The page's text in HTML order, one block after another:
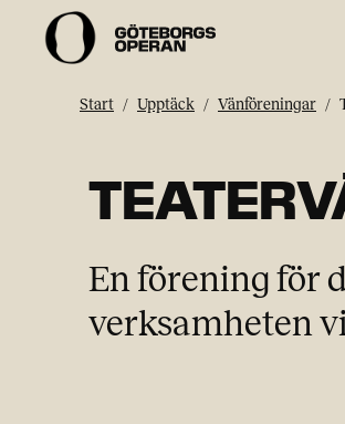
Start Upptäck Vänföreningar
En förening för
verksamheten